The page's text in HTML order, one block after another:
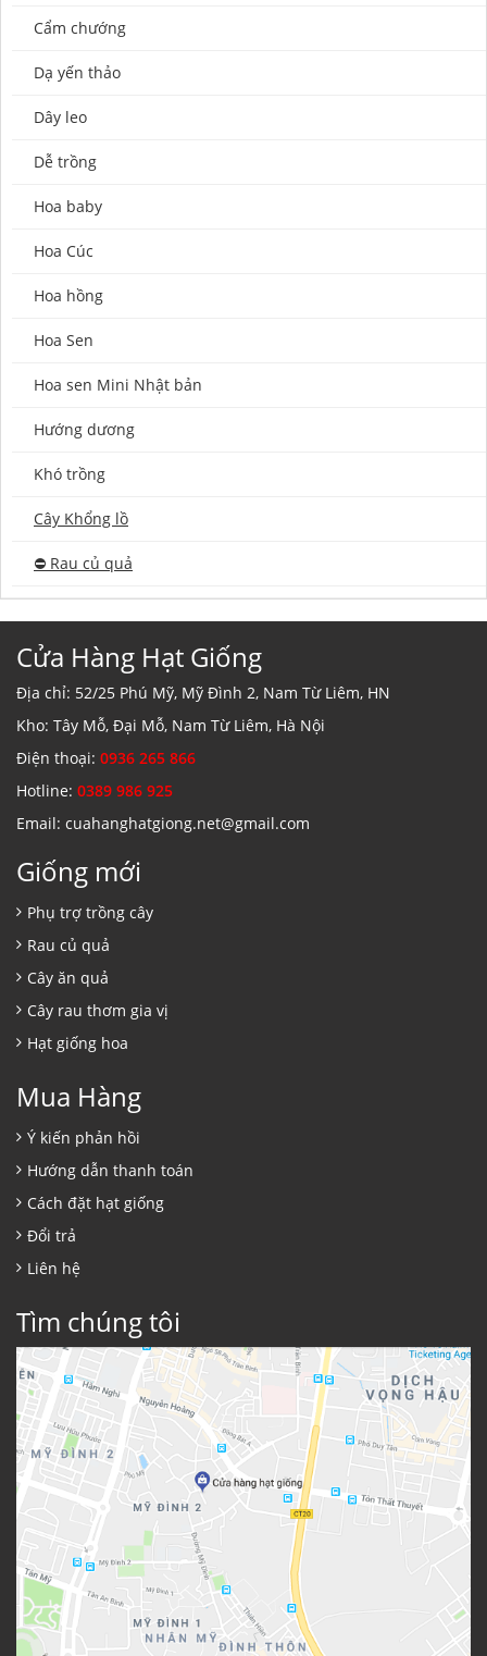
Cẩm chướng
Dạ yến thảo
Dây leo
Dễ trồng
Hoa baby
Hoa Cúc
Hoa hồng
Hoa Sen
Hoa sen Mini Nhật bản
Hướng dương
Khó trồng
Cây Khổng lồ
⛔️ Rau củ quả
Cửa Hàng Hạt Giống
Địa chỉ: 52/25 Phú Mỹ, Mỹ Đình 2, Nam Từ Liêm, HN
Kho: Tây Mỗ, Đại Mỗ, Nam Từ Liêm, Hà Nội
Điện thoại: 0936 265 866
Hotline: 0389 986 925
Email: cuahanghatgiong.net@gmail.com
Giống mới
Phụ trợ trồng cây
Rau củ quả
Cây ăn quả
Cây rau thơm gia vị
Hạt giống hoa
Mua Hàng
Ý kiến phản hồi
Hướng dẫn thanh toán
Cách đặt hạt giống
Đổi trả
Liên hệ
Tìm chúng tôi